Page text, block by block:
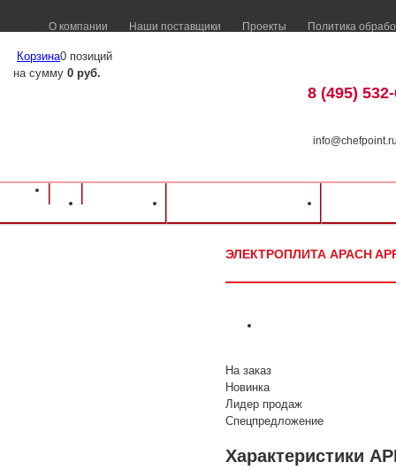
О компании Наши поставщики Проекты Политика
Корзина0 позиций
на сумму 0 руб.
8 (495)
Оборудование для ресторанов и кафе
ЭЛЕКТРОПЛИТА APACH
На заказ
Новинка
Лидер продаж
Спецпредложение
Характеристики